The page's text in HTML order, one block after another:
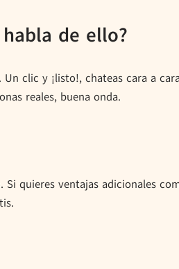
de ello?
clic y ¡listo!, chateas cara a
reales, buena onda.
quieres ventajas adicionales